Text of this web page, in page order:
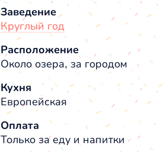
Заведение
Круглый год
Расположение
Около озера, за городом
Кухня
Европейская
Оплата
Только за еду и напитки